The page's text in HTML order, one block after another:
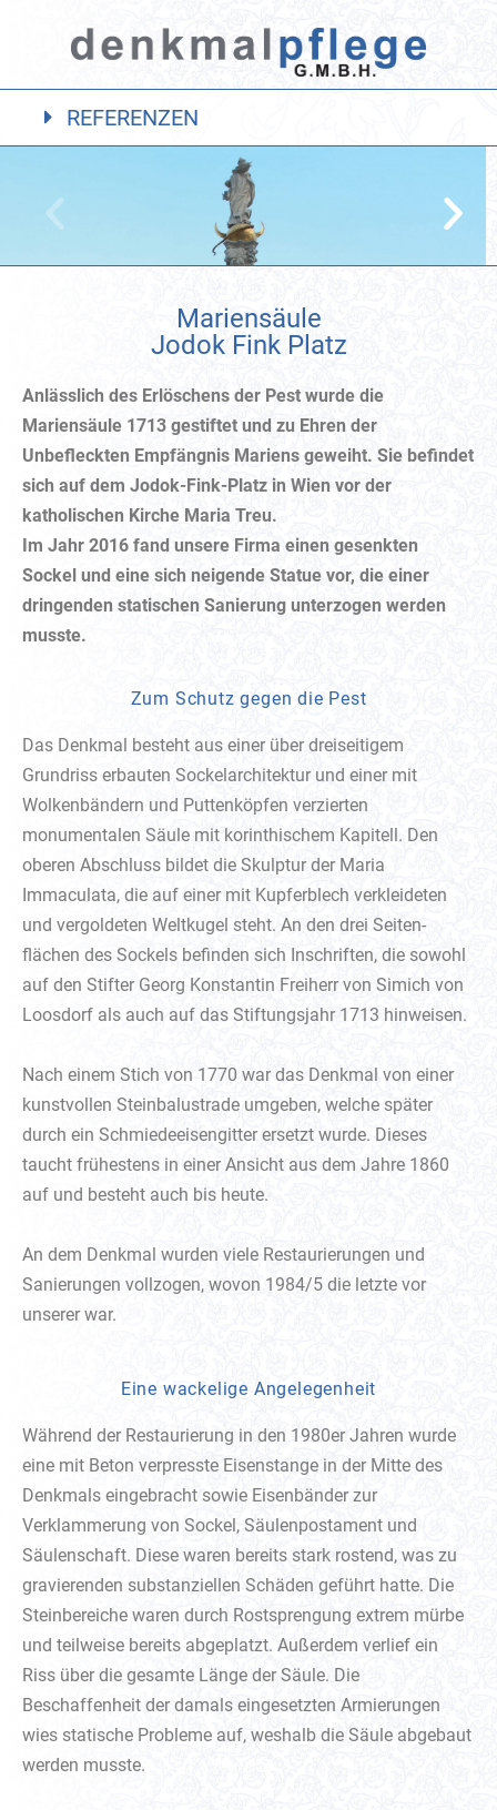
REFERENZEN
Mariensäule
Jodok Fink Platz
Anlässlich des Erlöschens der Pest wurde die
Mariensäule 1713 gestiftet und zu Ehren der
Unbefleckten Empfängnis Mariens geweiht. Sie befindet
sich auf dem Jodok-Fink-Platz in Wien vor der
katholischen Kirche Maria Treu.
Im Jahr 2016 fand unsere Firma einen gesenkten
Sockel und eine sich neigende Statue vor, die einer
dringenden statischen Sanierung unterzogen werden
musste.
Zum Schutz gegen die Pest
Das Denkmal besteht aus einer über dreiseitigem
Grundriss erbauten Sockelarchitektur und einer mit
Wolkenbändern und Puttenköpfen verzierten
monumentalen Säule mit korinthischem Kapitell. Den
oberen Abschluss bildet die Skulptur der Maria
Immaculata, die auf einer mit Kupferblech verkleideten
und vergoldeten Weltkugel steht. An den drei Seiten-
flächen des Sockels befinden sich Inschriften, die sowohl
auf den Stifter Georg Konstantin Freiherr von Simich von
Loosdorf als auch auf das Stiftungsjahr 1713 hinweisen.
Nach einem Stich von 1770 war das Denkmal von einer
kunstvollen Steinbalustrade umgeben, welche später
durch ein Schmiedeeisengitter ersetzt wurde. Dieses
taucht frühestens in einer Ansicht aus dem Jahre 1860
auf und besteht auch bis heute.
An dem Denkmal wurden viele Restaurierungen und
Sanierungen vollzogen, wovon 1984/5 die letzte vor
unserer war.
Eine wackelige Angelegenheit
Während der Restaurierung in den 1980er Jahren wurde
eine mit Beton verpresste Eisenstange in der Mitte des
Denkmals eingebracht sowie Eisenbänder zur
Verklammerung von Sockel, Säulenpostament und
Säulenschaft. Diese waren bereits stark rostend, was zu
gravierenden substanziellen Schäden geführt hatte. Die
Steinbereiche waren durch Rostsprengung extrem mürbe
und teilweise bereits abgeplatzt. Außerdem verlief ein
Riss über die gesamte Länge der Säule. Die
Beschaffenheit der damals eingesetzten Armierungen
wies statische Probleme auf, weshalb die Säule abgebaut
werden musste.